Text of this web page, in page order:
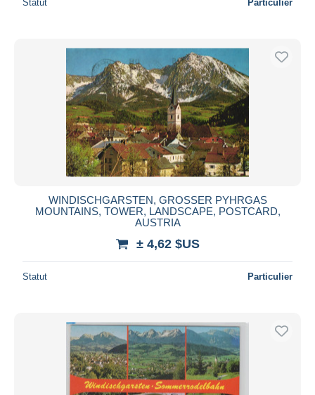
Uniquement en réduction
Livraison gratuite
Méthodes de paiement
PayPal
Virement bancaire
Visa
Mastercard
iDeal
Résidence du vendeur
Appliquer
Statut Particulier
WINDISCHGARSTEN, GROSSER PYHRGAS
MOUNTAINS, TOWER, LANDSCAPE, POSTCARD,
AUSTRIA
± 4,62 $US
Statut Particulier